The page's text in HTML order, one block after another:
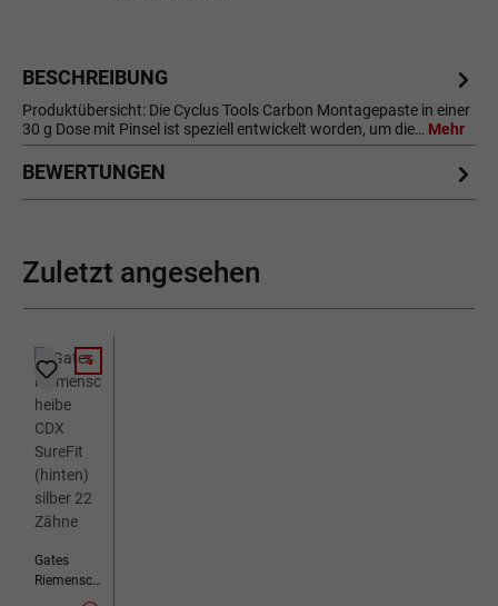
BESCHREIBUNG
Produktübersicht: Die Cyclus Tools Carbon Montagepaste in einer
30 g Dose mit Pinsel ist speziell entwickelt worden, um die… Mehr
BEWERTUNGEN
Zuletzt angesehen
RABATT
%
Gates
Riemensch
eibe CDX